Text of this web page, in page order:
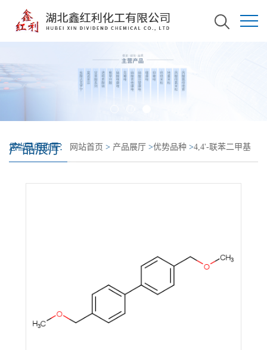
产品展厅
您当前的位置： 网站首页 > 产品展厅 >优势品种 >4,4'-联苯二甲基